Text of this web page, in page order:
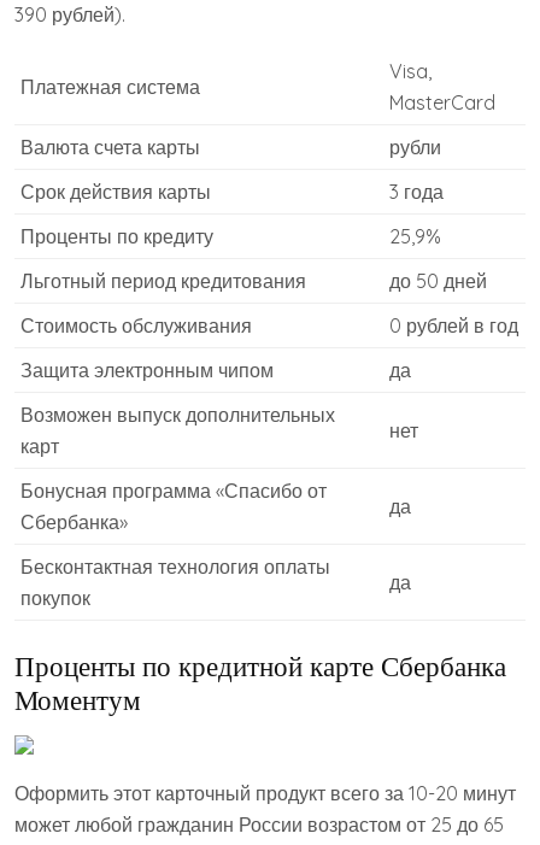
390 рублей).
Платежная система
Visa,
MasterCard
Валюта счета карты
рубли
Срок действия карты
3 года
Проценты по кредиту
25,9%
Льготный период кредитования
до 50 дней
Стоимость обслуживания
0 рублей в год
Защита электронным чипом
да
Возможен выпуск дополнительных
карт
нет
Бонусная программа «Спасибо от
Сбербанка»
да
Бесконтактная технология оплаты
покупок
да
Проценты по кредитной карте Сбербанка
Моментум
Оформить этот карточный продукт всего за 10-20 минут
может любой гражданин России возрастом от 25 до 65